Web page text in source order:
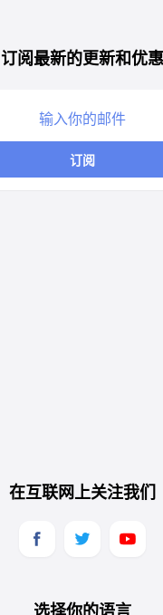
订阅最新的更新和优惠
订阅
在互联网上关注我们